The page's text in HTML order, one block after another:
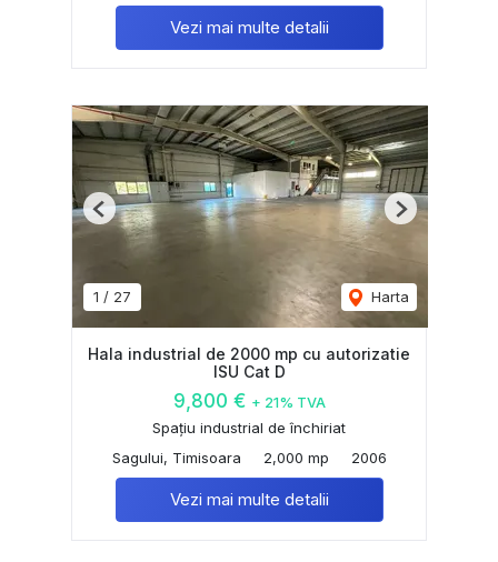
Vezi mai multe detalii
1 / 27 Harta
Previous Next
Hala industrial de 2000 mp cu autorizatie
ISU Cat D
9,800 € + 21% TVA
Spațiu industrial de închiriat
Sagului, Timisoara
2,000 mp 2006
Vezi mai multe detalii